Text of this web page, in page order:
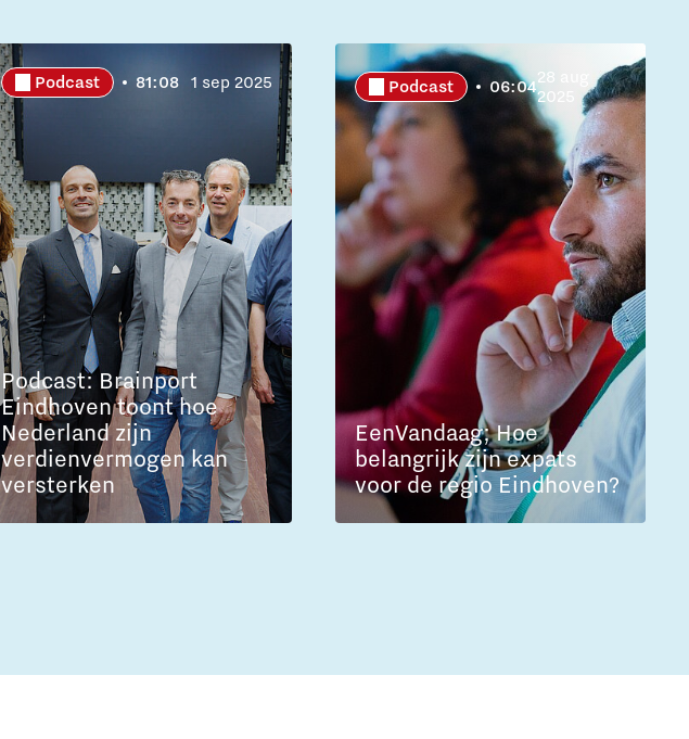
Podcast 81:08 1 sep 2025
Podcast: Brainport
Eindhoven toont hoe
Nederland zijn
verdienvermogen kan
versterken
Podcast 06:0428 aug
2025
EenVandaag; Hoe
belangrijk zijn expats
voor de regio Eindhoven?